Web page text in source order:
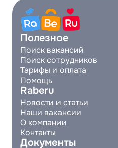
Полезное
Поиск вакансий
Поиск сотрудников
Тарифы и оплата
Помощь
Raberu
Новости и статьи
Наши вакансии
О компании
Контакты
Документы